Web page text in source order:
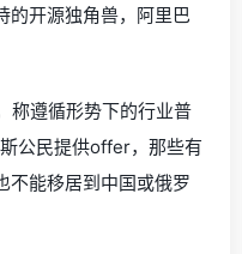
的开源独角兽，阿里巴
称遵循形势下的行业普
公民提供offer，那些有
不能移居到中国或俄罗